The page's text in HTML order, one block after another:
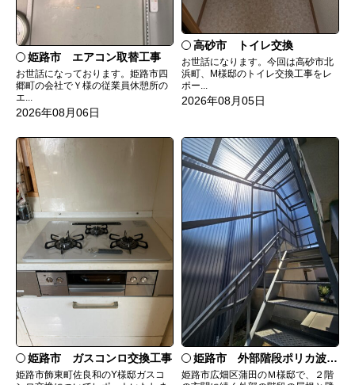
姫路市 エアコン取替工事
お世話になっております。姫路市四
郷町の会社でＹ様の従業員休憩所の
エ...
2026年08月06日
高砂市 トイレ交換
お世話になります。今回は高砂市北
浜町、M様邸のトイレ交換工事をレ
ポー...
2026年08月05日
姫路市 ガスコンロ交換工事
姫路市飾東町佐良和のY様邸ガスコ
姫路市 外部階段ポリカ波板張替工事
姫路市広畑区蒲田のＭ様邸で、２階